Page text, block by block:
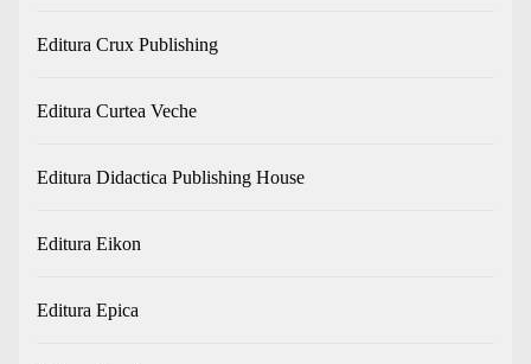
Editura Crux Publishing
Editura Curtea Veche
Editura Didactica Publishing House
Editura Eikon
Editura Epica